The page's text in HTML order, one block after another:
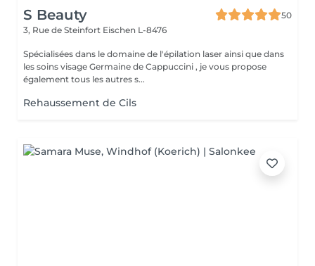
S Beauty
50
3, Rue de Steinfort Eischen L-8476
Spécialisées dans le domaine de l'épilation laser ainsi que dans
les soins visage Germaine de Cappuccini , je vous propose
également tous les autres s...
Rehaussement de Cils